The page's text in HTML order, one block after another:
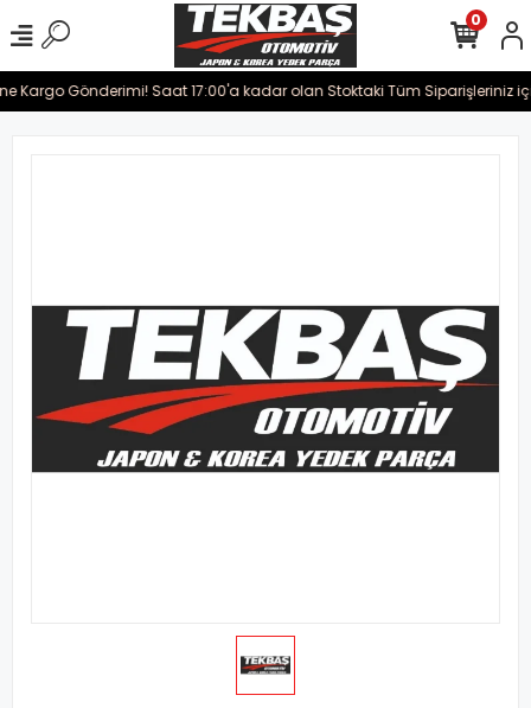
Kargo Gönderimi! Saat 17:00'a kadar olan Stoktaki Tüm Siparişleriniz
0